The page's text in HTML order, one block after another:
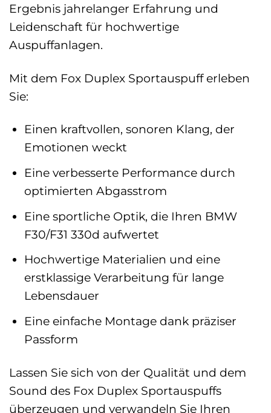
Ergebnis jahrelanger Erfahrung und
Leidenschaft für hochwertige
Auspuffanlagen.
Mit dem Fox Duplex Sportauspuff erleben
Sie:
Einen kraftvollen, sonoren Klang, der
Emotionen weckt
Eine verbesserte Performance durch
optimierten Abgasstrom
Eine sportliche Optik, die Ihren BMW
F30/F31 330d aufwertet
Hochwertige Materialien und eine
erstklassige Verarbeitung für lange
Lebensdauer
Eine einfache Montage dank präziser
Passform
Lassen Sie sich von der Qualität und dem
Sound des Fox Duplex Sportauspuffs
überzeugen und verwandeln Sie Ihren